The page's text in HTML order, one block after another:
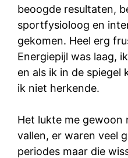
beoogde resultaten,
sportfysioloog en
gekomen. Heel erg
Energiepijl was laag,
en als ik in de spiegel
ik niet herkende.
Het lukte me gewoon
vallen, er waren veel
periodes maar die